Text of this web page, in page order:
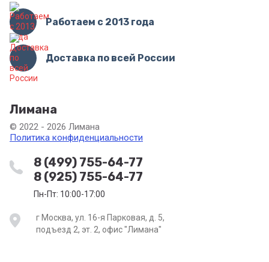
Работаем с 2013 года
Доставка по всей России
Лимана
© 2022 - 2026 Лимана
Политика конфиденциальности
8 (499) 755-64-77
8 (925) 755-64-77
Пн-Пт: 10:00-17:00
г Москва, ул. 16-я Парковая, д. 5,
подъезд 2, эт. 2, офис "Лимана"